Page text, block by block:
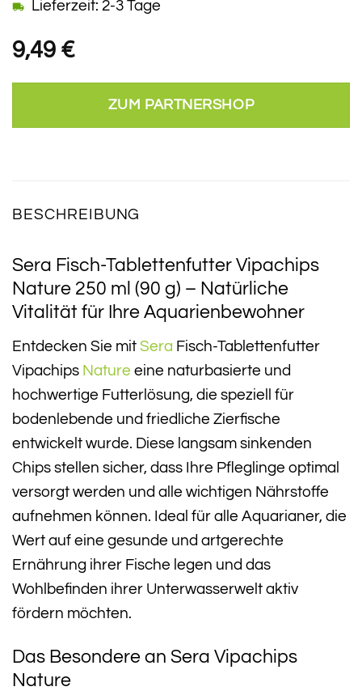
9,49 €
Lieferzeit: 2-3 Tage
ZUM PARTNERSHOP
BESCHREIBUNG
Sera Fisch-Tablettenfutter Vipachips
Nature 250 ml (90 g) – Natürliche
Vitalität für Ihre Aquarienbewohner
Entdecken Sie mit Sera Fisch-Tablettenfutter
Vipachips Nature eine naturbasierte und
hochwertige Futterlösung, die speziell für
bodenlebende und friedliche Zierfische
entwickelt wurde. Diese langsam sinkenden
Chips stellen sicher, dass Ihre Pfleglinge optimal
versorgt werden und alle wichtigen Nährstoffe
aufnehmen können. Ideal für alle Aquarianer, die
Wert auf eine gesunde und artgerechte
Ernährung ihrer Fische legen und das
Wohlbefinden ihrer Unterwasserwelt aktiv
fördern möchten.
Das Besondere an Sera Vipachips
Nature